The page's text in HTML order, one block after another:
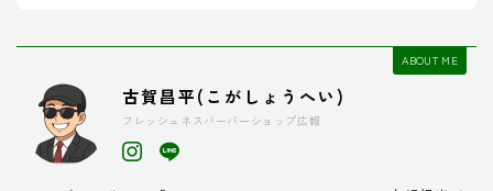
ABOUT ME
古賀昌平(こがしょうへい)
フレッシュネスバーバーショップ広報